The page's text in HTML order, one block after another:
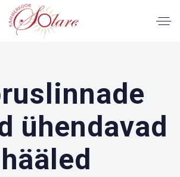
ühendavad
hääled